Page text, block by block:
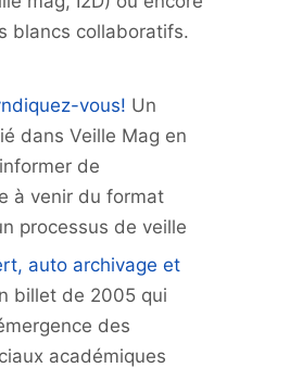
blancs collaboratifs.
vous! Un
dans Veille Mag en
de
à venir du format
processus de veille
auto archivage et
billet de 2005 qui
des
académiques